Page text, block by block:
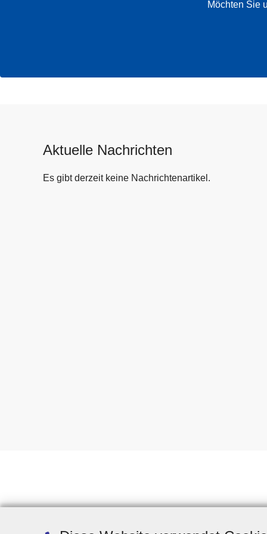
Möchten Sie
Aktuelle Nachrichten
Es gibt derzeit keine Nachrichtenartikel.